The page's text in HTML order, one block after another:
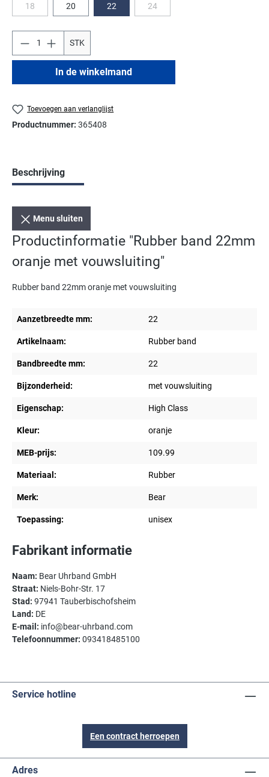
18(Deze optie is momenteel niet beschikbaar.)
20 22 24(Deze optie is momenteel niet
STK
In de winkelmand
Toevoegen aan verlanglijst
Productnummer: 365408
Beschrijving
Menu sluiten
Productinformatie "Rubber band 22mm
oranje met vouwsluiting"
Rubber band 22mm oranje met vouwsluiting
Aanzetbreedte mm: 22
Artikelnaam: Rubber band
Bandbreedte mm: 22
Bijzonderheid: met vouwsluiting
Eigenschap: High Class
Kleur: oranje
MEB-prijs: 109.99
Materiaal: Rubber
Merk: Bear
Toepassing: unisex
Fabrikant informatie
Naam: Bear Uhrband GmbH
Straat: Niels-Bohr-Str. 17
Stad: 97941 Tauberbischofsheim
Land: DE
E-mail: info@bear-uhrband.com
Telefoonnummer: 093418485100
Service hotline
Een contract herroepen
Adres